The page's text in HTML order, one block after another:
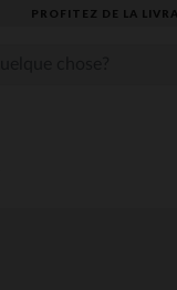
PROFITEZ DE LA